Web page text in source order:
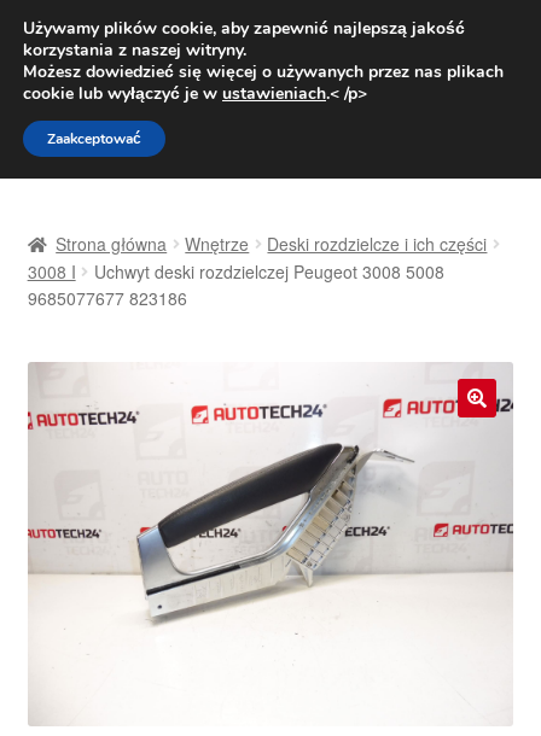
DOSTAWA od 31 zł
Pn.-pt. 9:00-16:00800 003 167
Przejdź
do
nawigacji
Przejdź
do
treści
Dostawa
Płatności
Strona główna Wnętrze
Deski rozdzielcze i ich części
3008 I
Uchwyt deski rozdzielczej Peugeot 3008 5008
9685077677 823186
Używamy plików cookie, aby zapewnić najlepszą jakość
korzystania z naszej witryny.
Możesz dowiedzieć się więcej o używanych przez nas plikach
cookie lub wyłączyć je w ustawieniach.< /p>
Zaakceptować